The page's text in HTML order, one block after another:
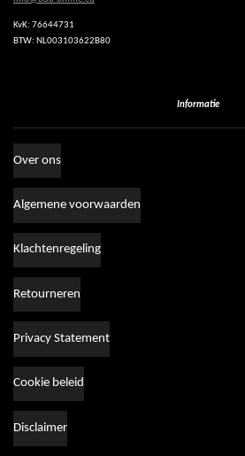
KvK: 76644731
BTW: NL003103622B80
Informatie
Over ons
Algemene voorwaarden
Klachtenregeling
Retourneren
Privacy Statement
Cookie beleid
Disclaimer